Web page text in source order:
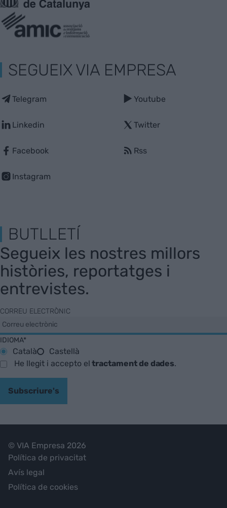
SEGUEIX VIA EMPRESA
Telegram
Linkedin
Facebook
Instagram
Youtube
Twitter
Rss
BUTLLETÍ
Segueix les nostres millors
històries, reportatges i
entrevistes.
CORREU ELECTRÒNIC
IDIOMA*
Català
Castellà
He llegit i accepto eltractament de dades.
Subscriure's
© VIA Empresa 2026
Política de privacitat
Avís legal
Política de cookies